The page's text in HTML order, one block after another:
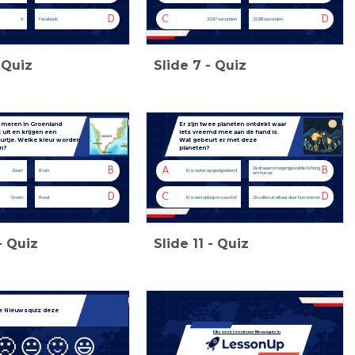
X D
Facebook
Quiz
C 33.87 seconden D
32.88 seconden
Slide 7 - Quiz
in Groenland
uit en krijgen een
Welke kleur worden
Zwart B
Bruin
Groen D
Rood
Quiz
Er zijn twee planeten ontdekt waar
iets vreemd mee aan de hand is.
Wat gebeurt er met deze
planeten?
A Er is water op gesignaleerd B
Ze draaien in tegengestelde richting
om hun as
C Er is een oploop in zuurstof D
Ze vallen uit elkaar door hun sterren
Slide 11 - Quiz
Nieuwsquiz deze
😐🙂 😃
Elke week een nieuwe Nieuwsquiz in